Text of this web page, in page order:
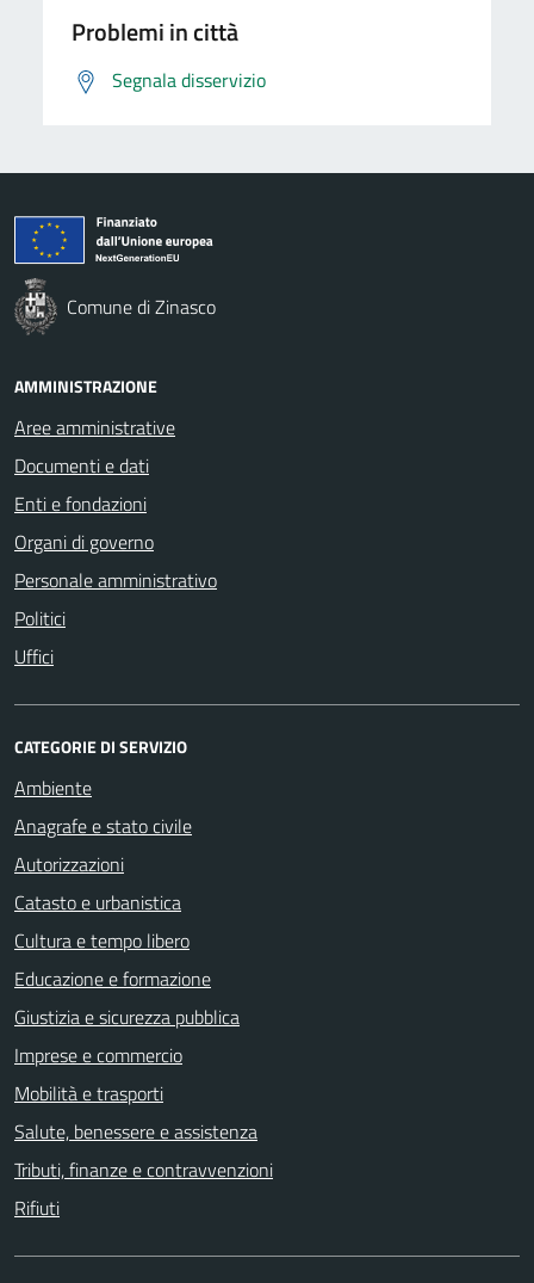
Problemi in città
Segnala disservizio
Comune di Zinasco
AMMINISTRAZIONE
Aree amministrative
Documenti e dati
Enti e fondazioni
Organi di governo
Personale amministrativo
Politici
Uffici
CATEGORIE DI SERVIZIO
Ambiente
Anagrafe e stato civile
Autorizzazioni
Catasto e urbanistica
Cultura e tempo libero
Educazione e formazione
Giustizia e sicurezza pubblica
Imprese e commercio
Mobilità e trasporti
Salute, benessere e assistenza
Tributi, finanze e contravvenzioni
Rifiuti